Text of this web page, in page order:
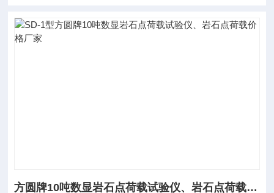
方圆牌10吨数显岩石点荷载试验仪、岩石点荷载价格厂家